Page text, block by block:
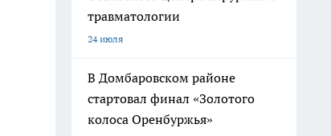
травматологии
24 июля
В Домбаровском районе
стартовал финал «Золотого
колоса Оренбуржья»